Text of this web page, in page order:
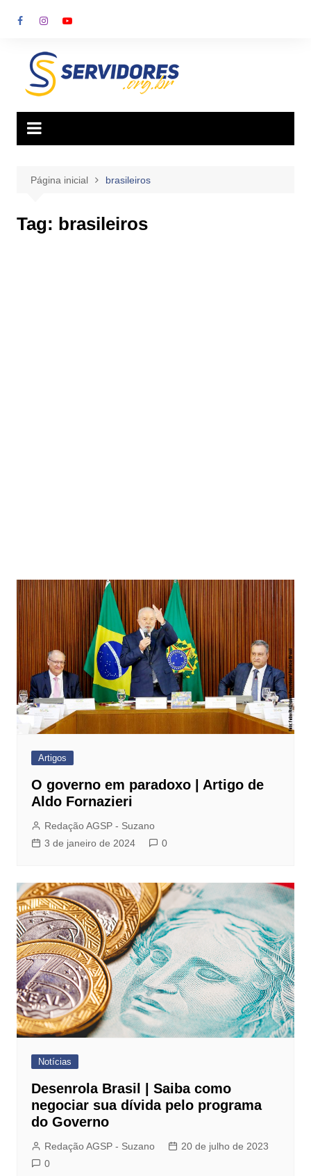
para
conteúdo
Página inicial brasileiros
Tag: brasileiros
Artigos
O governo em paradoxo | Artigo de
Aldo Fornazieri
Redação AGSP - Suzano
3 de janeiro de 2024
0
Notícias
Desenrola Brasil | Saiba como
negociar sua dívida pelo programa
do Governo
Redação AGSP - Suzano
20 de julho de 2023
0